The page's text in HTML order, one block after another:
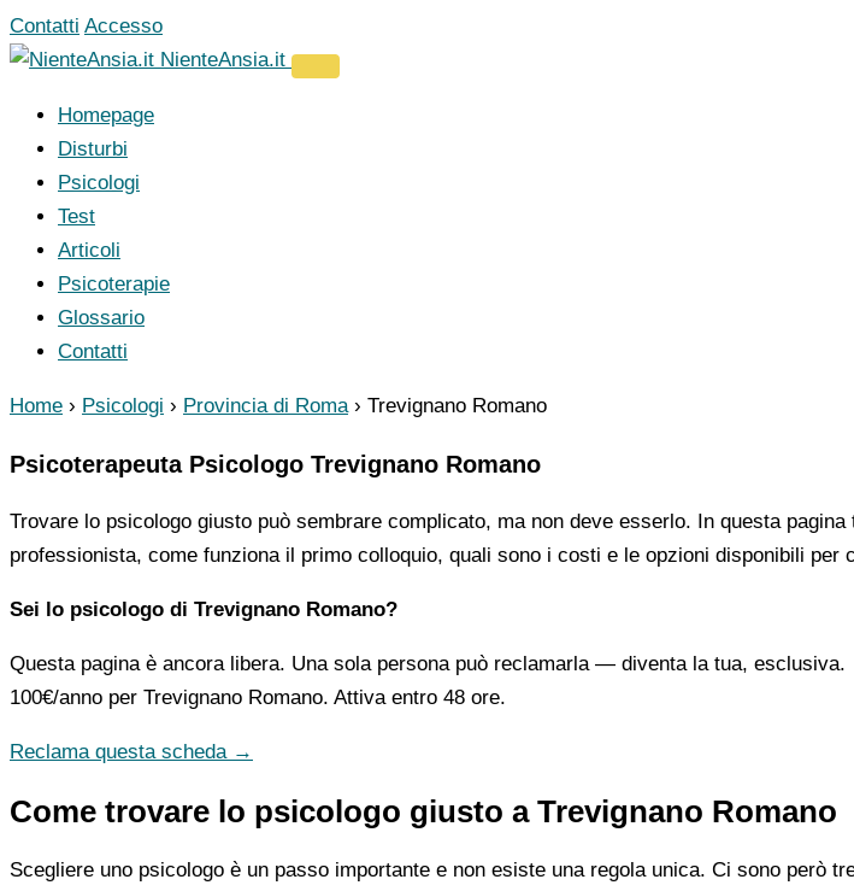
Vai
al
Contatti Accesso
NienteAnsia.it
Homepage
Disturbi
Psicologi
Test
Articoli
Psicoterapie
Glossario
Contatti
Home › Psicologi › Provincia di Roma › Trevignano Romano
Psicoterapeuta Psicologo Trevignano Romano
Trovare lo psicologo giusto può sembrare complicato, ma non deve esserlo. In questa
professionista, come funziona il primo colloquio, quali sono i costi e le opzioni disponibili per
Sei lo psicologo di Trevignano Romano?
Questa pagina è ancora libera. Una sola persona può reclamarla — diventa la tua, esclusiva.
100€/anno per Trevignano Romano. Attiva entro 48 ore.
Reclama questa scheda →
Come trovare lo psicologo giusto a Trevignano Romano
Scegliere uno psicologo è un passo importante e non esiste una regola unica. Ci sono però